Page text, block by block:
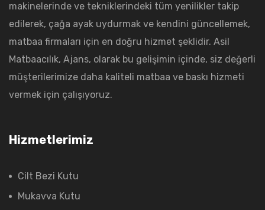
makinelerinde ve tekniklerindeki tüm yenilikler takip
edilerek, çağa ayak uydurmak ve kendini güncellemek,
matbaa firmaları için en doğru hizmet şeklidir. Asil
Matbaacılık, Ajans, olarak bu gelişimin içinde, siz değerli
müşterilerimize daha kaliteli matbaa ve baskı hizmeti
vermek için çalışıyoruz.
Hizmetlerimiz
Cilt Bezi Kutu
Mukavva Kutu